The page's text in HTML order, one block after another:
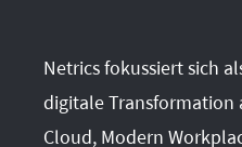
Netrics fokussiert sich
digitale Transformation
Cloud, Modern